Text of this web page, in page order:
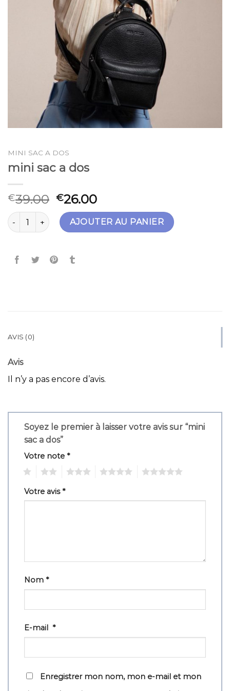
MINI SAC A DOS
mini sac a dos
€39.00 €26.00
quantité de mini sac a dosAJOUTER AU PANIER
AVIS (0)
Avis
Il n’y a pas encore d’avis.
Soyez le premier à laisser votre avis sur “mini
sac a dos”
Votre note *
Votre avis*
Nom *
E-mail *
Enregistrer mon nom, mon e-mail et mon